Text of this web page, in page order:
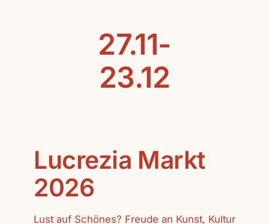
27.11-
23.12
Lucrezia Markt
2026
Lust auf Schönes? Freude an Kunst, Kultur